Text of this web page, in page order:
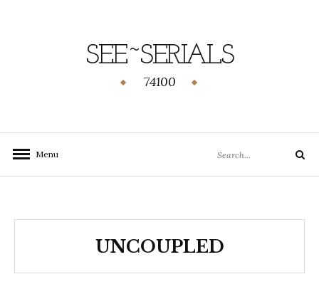
SEE~SERIALS
74100
Menu
UNCOUPLED